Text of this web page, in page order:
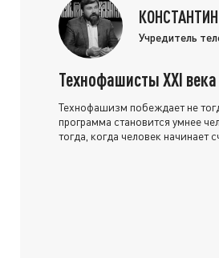
Учредитель
Технофашисты XXI века
Технофашизм побеждает не
программа становится умнее
тогда, когда человек начинает